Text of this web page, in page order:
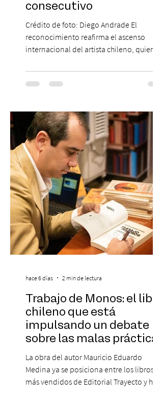
consecutivo
Crédito de foto: Diego Andrade El
reconocimiento reafirma el ascenso
internacional del artista chileno, quien
en la escena global. MIAMI, FL (3 de agosto
de 2026) — FloyyMenor ha sido
Under 21 por tercer año consecutivo,
formando parte una vez más de la
selección anual de la publicación que
destaca a los artistas menores de 21 años
más influyentes de la industria musical.
Este reconocimiento reaf
Trabajo de Monos: el libro
chileno que está
impulsando un debate
sobre las malas prácticas
laborales y el futuro del
trabajo
La obra del autor Mauricio Eduardo
Medina ya se posiciona entre los libros
más vendidos de Editorial Trayecto y ha
hace 6 días 2 min de lectura